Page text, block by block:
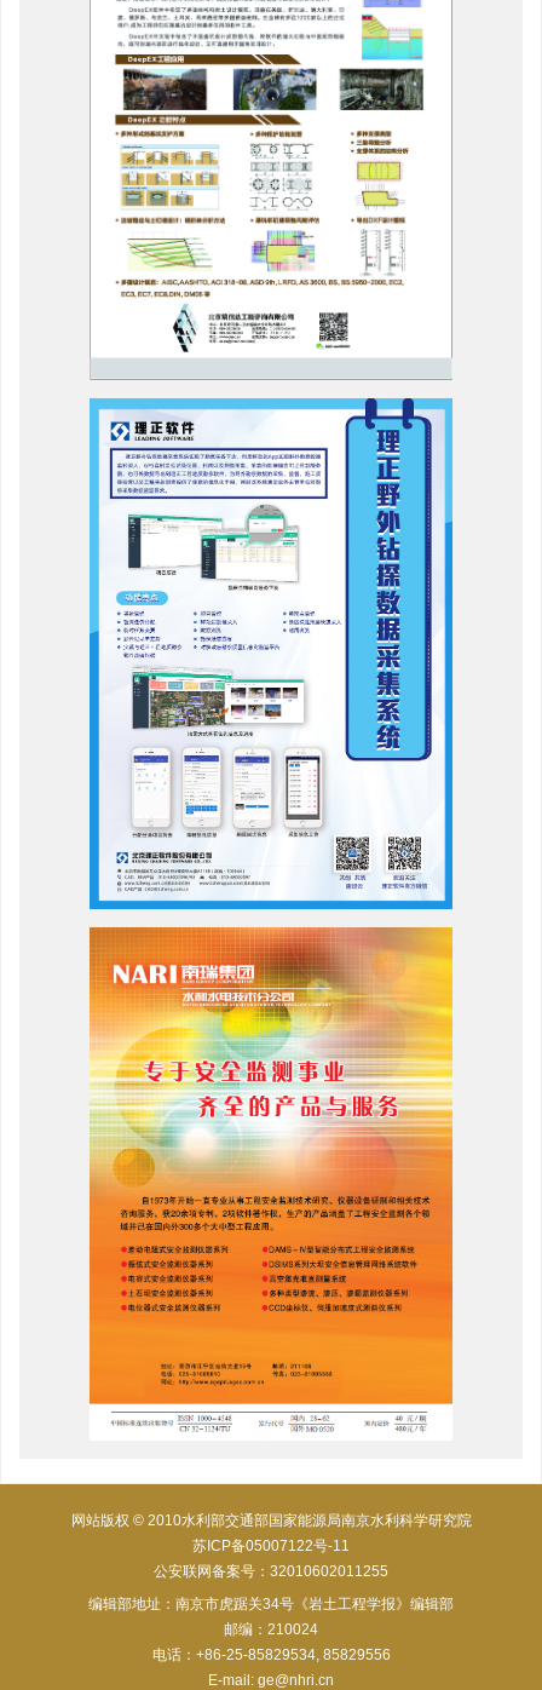
网站版权 © 2010水利部交通部国家能源局南京水利科学研究院
苏ICP备05007122号-11
公安联网备案号：32010602011255
编辑部地址：南京市虎踞关34号《岩土工程学报》编辑部
邮编：210024
电话：+86-25-85829534, 85829556
E-mail: ge@nhri.cn